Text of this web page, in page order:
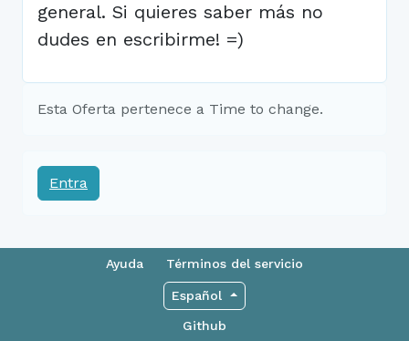
general. Si quieres saber más no
dudes en escribirme! =)
Esta Oferta pertenece a Time to change.
Entra
Ayuda Términos del servicio
Español
Github